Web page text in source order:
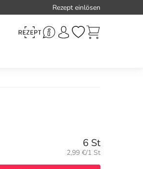
Rezept einlösen
6 St
Grundpreis:
2,99 €/1 St